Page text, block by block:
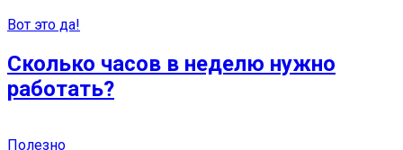
Вот это да!
Сколько часов в неделю нужно
работать?
Полезно